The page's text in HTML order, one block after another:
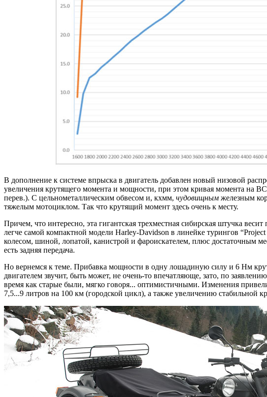
В дополнение к системе впрыска в двигатель добавлен новый низовой
увеличения крутящего момента и мощности, при этом кривая момента на
перев.). С цельнометаллическим обвесом и, кхмм, чудовищным железным
тяжелым мотоциклом. Так что крутящий момент здесь очень к месту.
Причем, что интересно, эта гигантская трехместная сибирская штучка
легче самой компактной модели Harley-Davidson в линейке турингов
колесом, шиной, лопатой, канистрой и фароискателем, плюс достаточным
есть задняя передача.
Но вернемся к теме. Прибавка мощности в одну лошадиную силу и 6 Нм
двигателем звучит, быть может, не очень-то впечатляюще, зато, по
время как старые были, мягко говоря... оптимистичными. Изменения
7,5...9 литров на 100 км (городской цикл), а также увеличению стабильной